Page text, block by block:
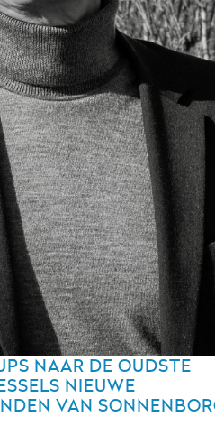
NAAR DE OUDSTE
NIEUWE
VAN